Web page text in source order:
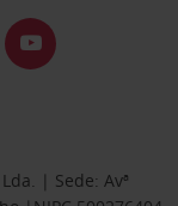
| Sede: Avª